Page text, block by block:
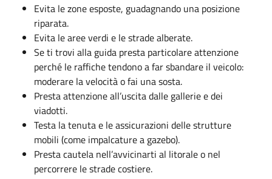
Evita le zone esposte, guadagnando una posizione
riparata.
Evita le aree verdi e le strade alberate.
Se ti trovi alla guida presta particolare attenzione
perché le raffiche tendono a far sbandare il veicolo:
moderare la velocità o fai una sosta.
Presta attenzione all’uscita dalle gallerie e dei
viadotti.
Testa la tenuta e le assicurazioni delle strutture
mobili (come impalcature a gazebo).
Presta cautela nell’avvicinarti al litorale o nel
percorrere le strade costiere.